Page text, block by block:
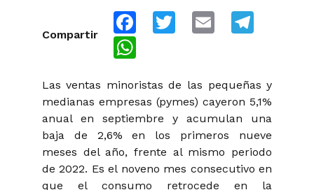
Compartir
FacebookTwitter Email
Las ventas minoristas de las pequeñas y
medianas empresas (pymes) cayeron 5,1%
anual en septiembre y acumulan una
baja de 2,6% en los primeros nueve
meses del año, frente al mismo periodo
de 2022. Es el noveno mes consecutivo en
que el consumo retrocede en la